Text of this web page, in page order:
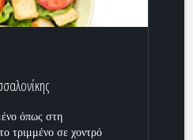
όπως στη
τριμμένο σε χοντρό